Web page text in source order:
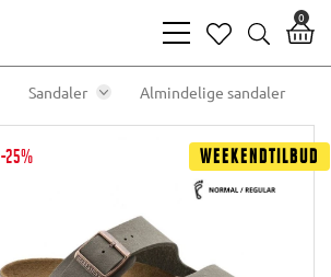
bars
light
heart
search
0
Sandaler Almindelige sandaler
-25% Weekendtilbud